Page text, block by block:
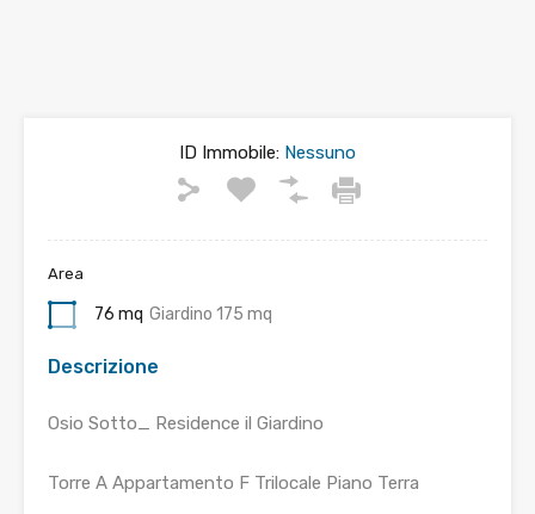
ID Immobile: Nessuno
Area
76 mq Giardino 175 mq
Descrizione
Osio Sotto_ Residence il Giardino
Torre A Appartamento F Trilocale Piano Terra